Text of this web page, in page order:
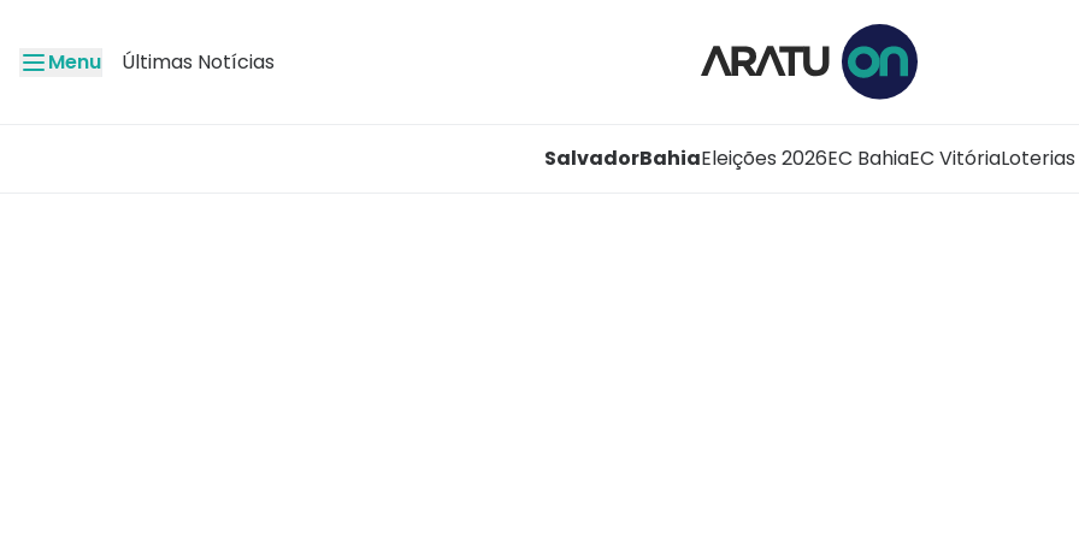
Menu Últimas Notícias
SalvadorBahiaEleições 2026EC BahiaEC VitóriaLoterias